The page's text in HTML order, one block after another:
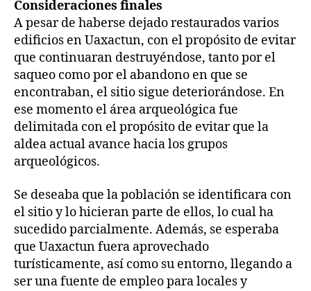
Consideraciones finales
A pesar de haberse dejado restaurados varios
edificios en Uaxactun, con el propósito de evitar
que continuaran destruyéndose, tanto por el
saqueo como por el abandono en que se
encontraban, el sitio sigue deteriorándose. En
ese momento el área arqueológica fue
delimitada con el propósito de evitar que la
aldea actual avance hacia los grupos
arqueológicos.
Se deseaba que la población se identificara con
el sitio y lo hicieran parte de ellos, lo cual ha
sucedido parcialmente. Además, se esperaba
que Uaxactun fuera aprovechado
turísticamente, así como su entorno, llegando a
ser una fuente de empleo para locales y